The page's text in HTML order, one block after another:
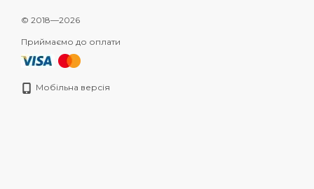
© 2018—2026
Приймаємо до оплати
Мобільна версія